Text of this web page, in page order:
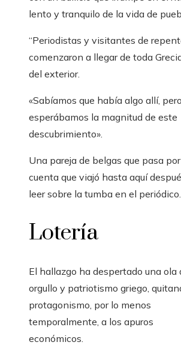
lento y tranquilo de la vida de
“Periodistas y visitantes de
comenzaron a llegar de toda
del exterior.
«Sabíamos que había algo allí,
esperábamos la magnitud de este
descubrimiento».
Una pareja de belgas que pasa
cuenta que viajó hasta aquí
leer sobre la tumba en el periódico.
Lotería
El hallazgo ha despertado una ola
orgullo y patriotismo griego,
protagonismo, por lo menos
temporalmente, a los apuros
económicos.